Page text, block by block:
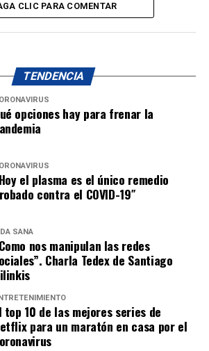
CLIC PARA COMENTAR
TENDENCIA
opciones hay para frenar la
el plasma es el único remedio
contra el COVID-19″
SANA
nos manipulan las redes
Charla Tedex de Santiago
top 10 de las mejores series de
para un maratón en casa por el